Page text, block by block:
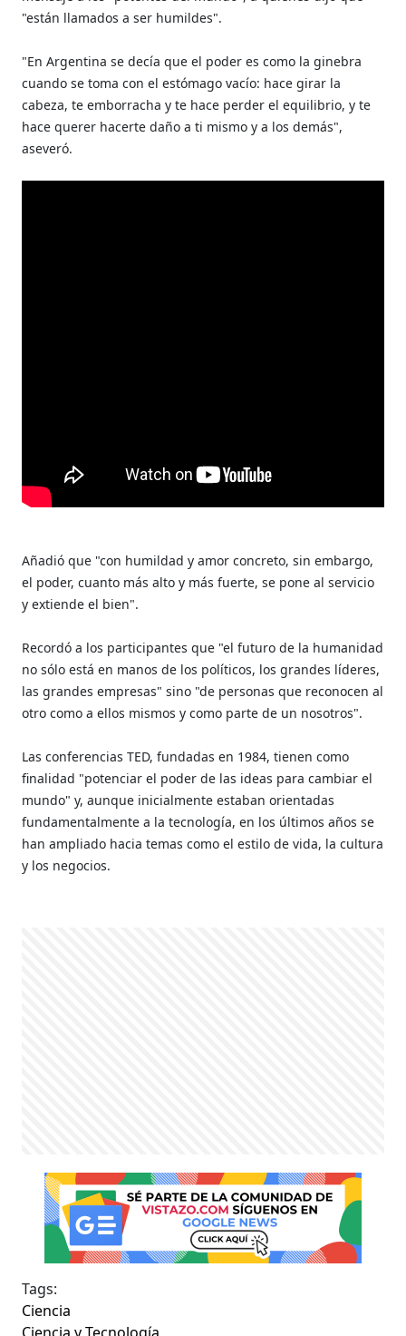
"están llamados a ser humildes".
"En Argentina se decía que el poder es como la ginebra
cuando se toma con el estómago vacío: hace girar la
cabeza, te emborracha y te hace perder el equilibrio, y te
hace querer hacerte daño a ti mismo y a los demás",
aseveró.
Añadió que "con humildad y amor concreto, sin embargo,
el poder, cuanto más alto y más fuerte, se pone al servicio
y extiende el bien".
Recordó a los participantes que "el futuro de la humanidad
no sólo está en manos de los políticos, los grandes líderes,
las grandes empresas" sino "de personas que reconocen al
otro como a ellos mismos y como parte de un nosotros".
Las conferencias TED, fundadas en 1984, tienen como
finalidad "potenciar el poder de las ideas para cambiar el
mundo" y, aunque inicialmente estaban orientadas
fundamentalmente a la tecnología, en los últimos años se
han ampliado hacia temas como el estilo de vida, la cultura
y los negocios.
Tags:
Ciencia